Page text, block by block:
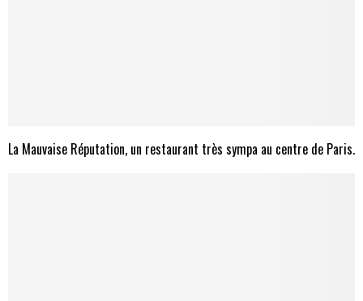
La Mauvaise Réputation, un restaurant très sympa au centre de Paris.